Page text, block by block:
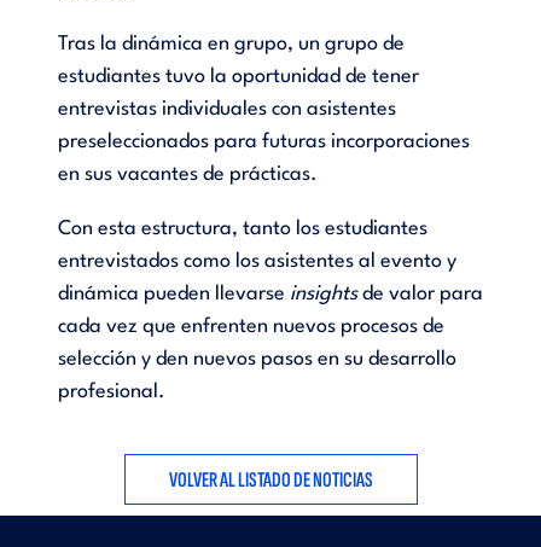
Tras la dinámica en grupo, un grupo de
estudiantes tuvo la oportunidad de tener
entrevistas individuales con asistentes
preseleccionados para futuras incorporaciones
en sus vacantes de prácticas.
Con esta estructura, tanto los estudiantes
entrevistados como los asistentes al evento y
dinámica pueden llevarse insightsde valor para
cada vez que enfrenten nuevos procesos de
selección y den nuevos pasos en su desarrollo
profesional.
VOLVER AL LISTADO DE NOTICIAS